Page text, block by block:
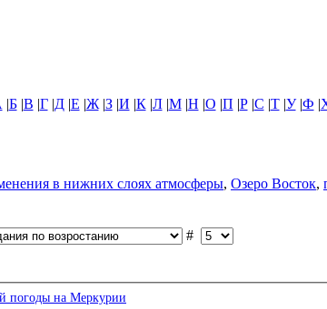
|Б|В |Г|Д|Е |Ж|З|И |К|Л|М|Н |О |П |Р|С |Т|У|Ф |
в нижних слоях атмосферы, Озеро Восток,
#
погоды на Меркурии